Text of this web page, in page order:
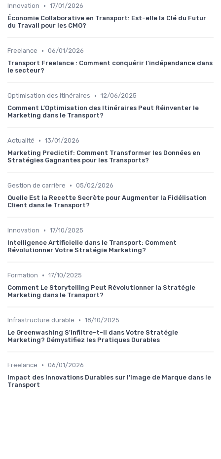
Innovation • 17/01/2026
Économie Collaborative en Transport: Est-elle la Clé du Futur
du Travail pour les CMO?
Freelance • 06/01/2026
Transport Freelance : Comment conquérir l'indépendance dans
le secteur?
Optimisation des itinéraires • 12/06/2025
Comment L’Optimisation des Itinéraires Peut Réinventer le
Marketing dans le Transport?
Actualité • 13/01/2026
Marketing Predictif: Comment Transformer les Données en
Stratégies Gagnantes pour les Transports?
Gestion de carrière • 05/02/2026
Quelle Est la Recette Secrète pour Augmenter la Fidélisation
Client dans le Transport?
Innovation • 17/10/2025
Intelligence Artificielle dans le Transport: Comment
Révolutionner Votre Stratégie Marketing?
Formation • 17/10/2025
Comment Le Storytelling Peut Révolutionner la Stratégie
Marketing dans le Transport?
Infrastructure durable • 18/10/2025
Le Greenwashing S'infiltre-t-il dans Votre Stratégie
Marketing? Démystifiez les Pratiques Durables
Freelance • 06/01/2026
Impact des Innovations Durables sur l'Image de Marque dans le
Transport